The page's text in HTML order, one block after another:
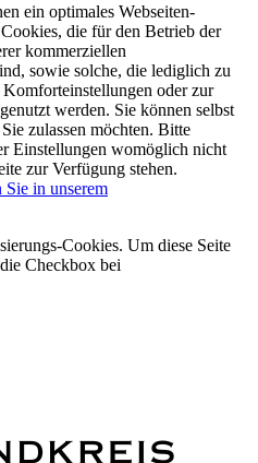
ein optimales Webseiten-
die für den Betrieb der
kommerziellen
sowie solche, die lediglich zu
oder zur
werden. Sie können selbst
zulassen möchten. Bitte
Einstellungen womöglich nicht
zur Verfügung stehen.
in unserem
Cookies. Um diese Seite
Checkbox bei